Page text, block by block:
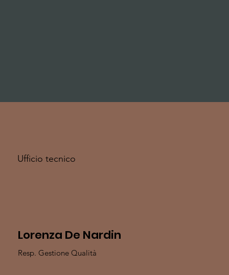
Ufficio tecnico
Lorenza De Nardin
Resp. Gestione Qualità